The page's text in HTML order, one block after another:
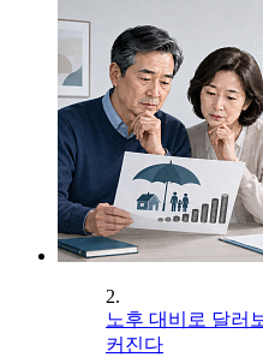
2.
노후 대비로 달러
커진다